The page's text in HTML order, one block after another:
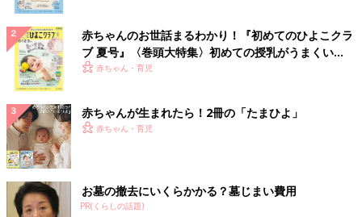
赤ちゃんのお世話まるわかり！『初めてのひよこクラ
ブ 夏号』〈巻頭大特集〉初めての授乳がうまくい
く！ おっぱい・ミルクの基本と夏のトラブル 解決テ
赤ちゃん・育児
赤ちゃんが生まれたら！2冊の「たまひよ」
赤ちゃん・育児
お墓の撤去にいくらかかる？墓じまい費用
PR(くらしの話題)